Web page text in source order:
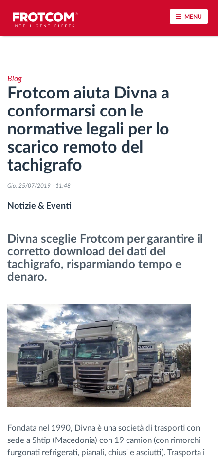
MENU
Analisi dello stile di guida
Monitoraggio dei tempi di guida
Gestione delle forza lavoro
Download remoto del cronotachigrafo
Controllo accessi
Pianificazione dei percorsi e monitoraggio
Identificazione automatica del conducente
Scopri tutte le caratteristiche
Come risolviamo tutte le attività della flotta
Scopri quanto risparmi
Blog
Frotcom aiuta Divna a
conformarsi con le
normative legali per lo
scarico remoto del
tachigrafo
Gio, 25/07/2019 - 11:48
Notizie & Eventi
Divna sceglie Frotcom per garantire il
corretto download dei dati del
tachigrafo, risparmiando tempo e
denaro.
Fondata nel 1990, Divna è una società di trasporti con
sede a Shtip (Macedonia) con 19 camion (con rimorchi
furgonati refrigerati, pianali, chiusi e asciutti). Trasporta i